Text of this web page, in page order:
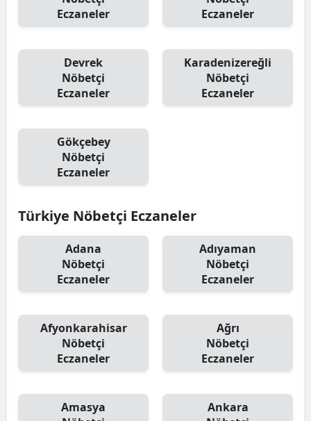
Eczaneler
Eczaneler
Devrek
Nöbetçi
Eczaneler
Karadenizereğli
Nöbetçi
Eczaneler
Gökçebey
Nöbetçi
Eczaneler
Türkiye Nöbetçi Eczaneler
Adana
Nöbetçi
Eczaneler
Adıyaman
Nöbetçi
Eczaneler
Afyonkarahisar
Nöbetçi
Eczaneler
Ağrı
Nöbetçi
Eczaneler
Amasya
Ankara